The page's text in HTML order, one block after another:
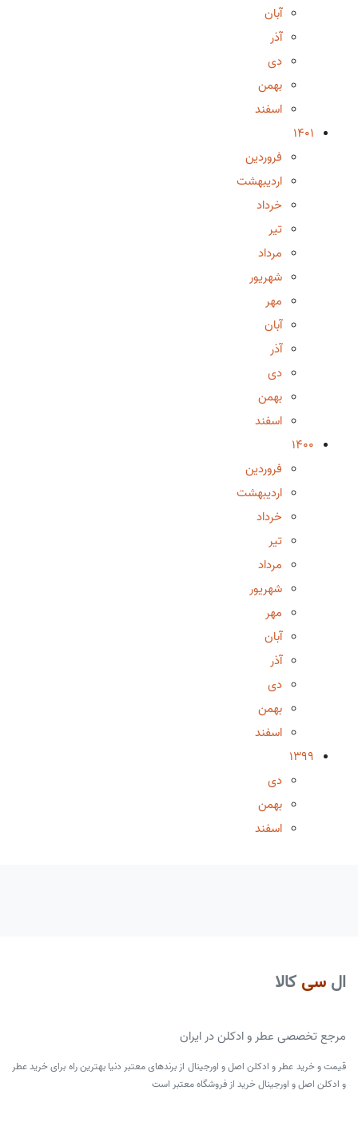
آبان
آذر
دی
بهمن
اسفند
1401
فروردین
اردیبهشت
خرداد
تیر
مرداد
شهریور
مهر
آبان
آذر
دی
بهمن
اسفند
1400
فروردین
اردیبهشت
خرداد
تیر
مرداد
شهریور
مهر
آبان
آذر
دی
بهمن
اسفند
1399
دی
بهمن
اسفند
ال سی کالا
مرجع تخصصی عطر و ادکلن در ایران
قیمت و خرید عطر و ادکلن اصل و اورجینال از برندهای معتبر دنیا بهترین راه برای خرید عطر
و ادکلن اصل و اورجینال خرید از فروشگاه معتبر است